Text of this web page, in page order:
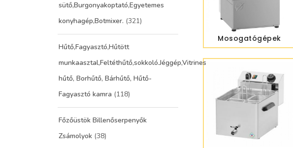
Mosogatógépek
sütő,Burgonyakoptató,Egyetemes
konyhagép,Botmixer. (321)
Hűtő,Fagyasztó,Hűtött
munkaasztal,Feltéthűtő,sokkoló.Jéggép,Vitrines
hűtő, Borhűtő, Bárhűtő, Hűtő-
Fagyasztó kamra (118)
Főzőüstök Billenőserpenyők
Zsámolyok (38)